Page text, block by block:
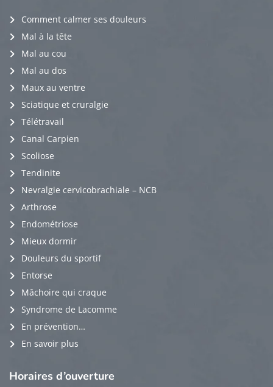
Comment calmer ses douleurs
Mal à la tête
Mal au cou
Mal au dos
Maux au ventre
Sciatique et cruralgie
Télétravail
Canal Carpien
Scoliose
Tendinite
Nevralgie cervicobrachiale – NCB
Arthrose
Endométriose
Mieux dormir
Douleurs du sportif
Entorse
Mâchoire qui craque
Syndrome de Lacomme
En prévention…
En savoir plus
Horaires d’ouverture